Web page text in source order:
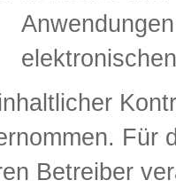
Für
Betreiber